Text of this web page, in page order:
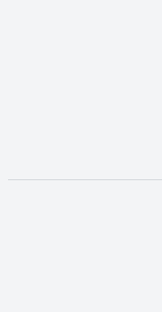
opens in new